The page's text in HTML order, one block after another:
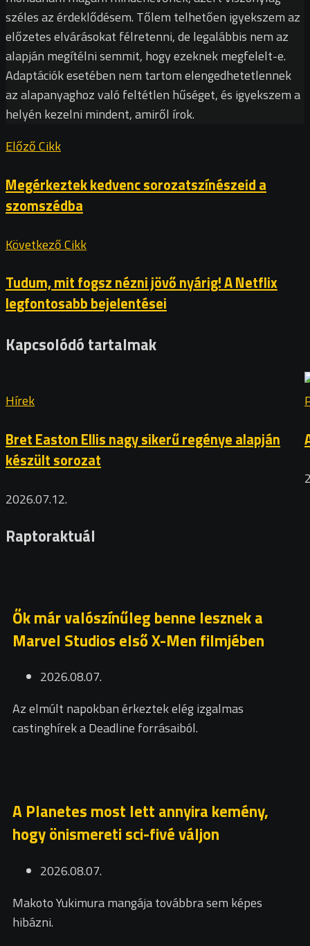
széles az érdeklődésem. Tőlem telhetően igyekszem az
előzetes elvárásokat félretenni, de legalábbis nem az
alapján megítélni semmit, hogy ezeknek megfelelt-e.
Adaptációk esetében nem tartom elengedhetetlennek
az alapanyaghoz való feltétlen hűséget, és igyekszem a
helyén kezelni mindent, amiről írok.
Előző Cikk
Megérkeztek kedvenc sorozatszínészeid a
szomszédba
Következő Cikk
Tudum, mit fogsz nézni jövő nyárig! A Netflix
legfontosabb bejelentései
Kapcsolódó tartalmak
Hírek
Bret Easton Ellis nagy sikerű regénye alapján
készült sorozat
2026.07.12.
Raptoraktuál
Ők már valószínűleg benne lesznek a
Marvel Studios első X-Men filmjében
2026.08.07.
Az elmúlt napokban érkeztek elég izgalmas
castinghírek a Deadline forrásaiból.
A Planetes most lett annyira kemény,
hogy önismereti sci-fivé váljon
2026.08.07.
Makoto Yukimura mangája továbbra sem képes
hibázni.